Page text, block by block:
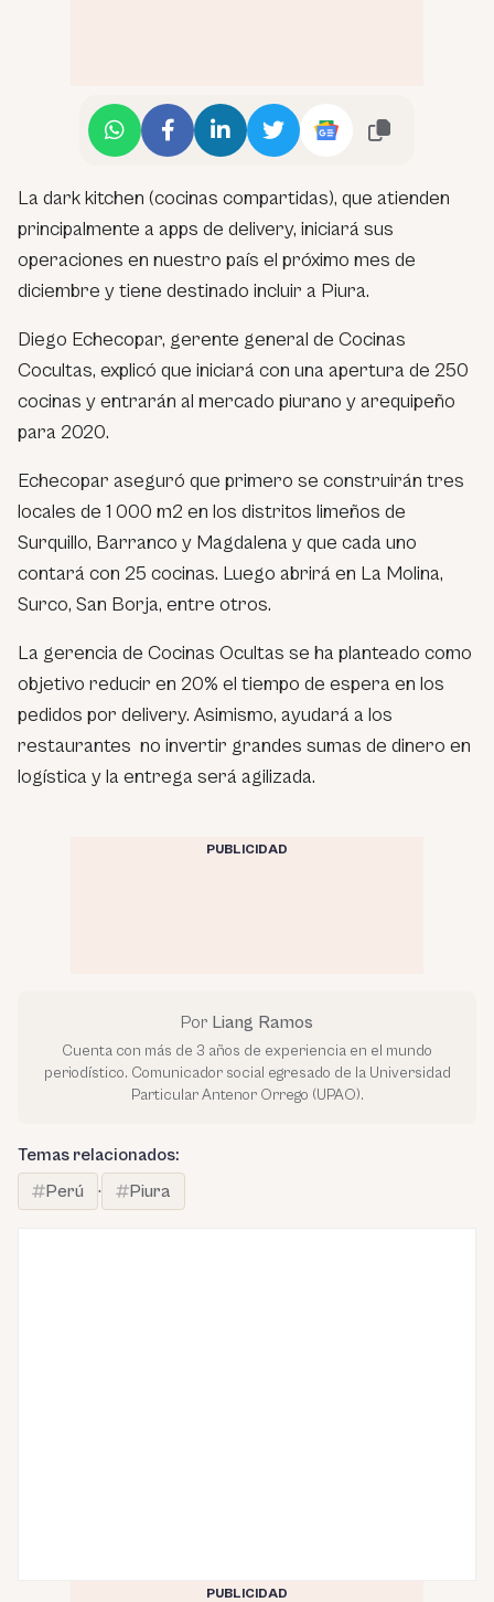
La dark kitchen (cocinas compartidas), que atienden
principalmente a apps de delivery, iniciará sus
operaciones en nuestro país el próximo mes de
diciembre y tiene destinado incluir a Piura.
Diego Echecopar, gerente general de Cocinas
Cocultas, explicó que iniciará con una apertura de 250
cocinas y entrarán al mercado piurano y arequipeño
para 2020.
Echecopar aseguró que primero se construirán tres
locales de 1 000 m2 en los distritos limeños de
Surquillo, Barranco y Magdalena y que cada uno
contará con 25 cocinas. Luego abrirá en La Molina,
Surco, San Borja, entre otros.
La gerencia de Cocinas Ocultas se ha planteado como
objetivo reducir en 20% el tiempo de espera en los
pedidos por delivery. Asimismo, ayudará a los
restaurantes no invertir grandes sumas de dinero en
logística y la entrega será agilizada.
PUBLICIDAD
Por Liang Ramos
Cuenta con más de 3 años de experiencia en el mundo
periodístico. Comunicador social egresado de la Universidad
Particular Antenor Orrego (UPAO).
Temas relacionados:
Perú
· Piura
PUBLICIDAD